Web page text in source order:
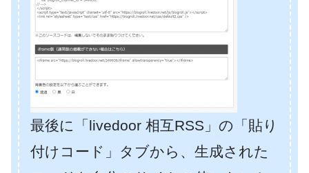
最後に「livedoor 相互RSS」の「貼り
付けコード」タブから、生成された